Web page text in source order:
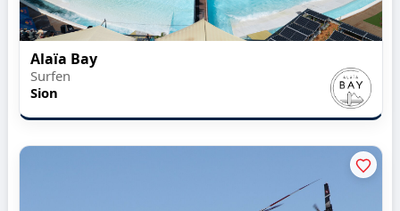
Alaïa Bay
Surfen
Sion